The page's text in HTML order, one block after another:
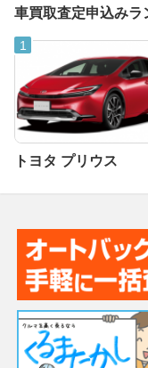
車買取査定申込みラ
トヨタ プリウス